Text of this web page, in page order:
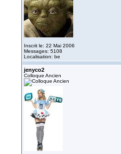
Inscrit le: 22 Mai 2006
Messages: 5108
Localisation: be
jenyco2
Colloque Ancien